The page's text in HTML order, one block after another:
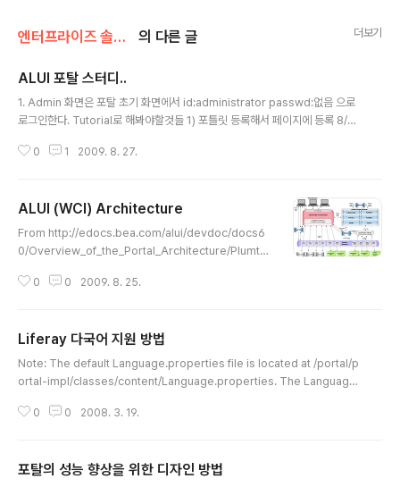
엔터프라이즈 솔루션/포탈 의 다른 글 더보기
ALUI 포탈 스터디..
1. Admin 화면은 포탈 초기 화면에서 id:administrator passwd:없음 으로
로그인한다. Tutorial로 해봐야할것들 1) 포틀릿 등록해서 페이지에 등록 8/2
료) 4) 커뮤니티 페이지 생성 / 레이아웃 변경 / 포틀릿 추가(8/28완료) 5) 추가
0 1 2009. 8. 27.
ALUI (WCI) Architecture
From http://edocs.bea.com/alui/devdoc/docs6
0/Overview_of_the_Portal_Architecture/Plumtre
0 0 2009. 8. 25.
Liferay 다국어 지원 방법
Note: The default Language.properties file is located at /portal/p
ortal-impl/classes/content/Language.properties. The Language
mpl/classes/content/Language-ext.properties http://wiki.liferay.
0 0 2008. 3. 19.
포탈의 성능 향상을 위한 디자인 방법